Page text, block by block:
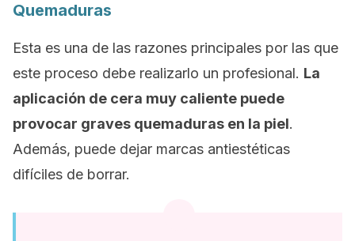
Quemaduras
Esta es una de las razones principales por las que
este proceso debe realizarlo un profesional. La
aplicación de cera muy caliente puede
provocar graves quemaduras en la piel.
Además, puede dejar marcas antiestéticas
difíciles de borrar.